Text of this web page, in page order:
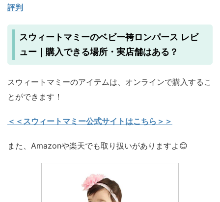
評判
スウィートマミーのベビー袴ロンパース レビ
ュー｜購入できる場所・実店舗はある？
スウィートマミーのアイテムは、オンラインで購入するこ
とができます！
＜＜スウィートマミー公式サイトはこちら＞＞
また、Amazonや楽天でも取り扱いがありますよ😊